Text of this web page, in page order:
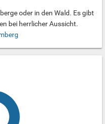
oder in den Wald. Es gibt
bei herrlicher Aussicht.